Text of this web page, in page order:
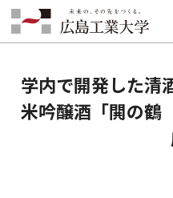
HOME INFORMATION
学内で開発した清酒酵母から、
る）」が完成
学内で開発した清
米吟醸酒「閧の鶴